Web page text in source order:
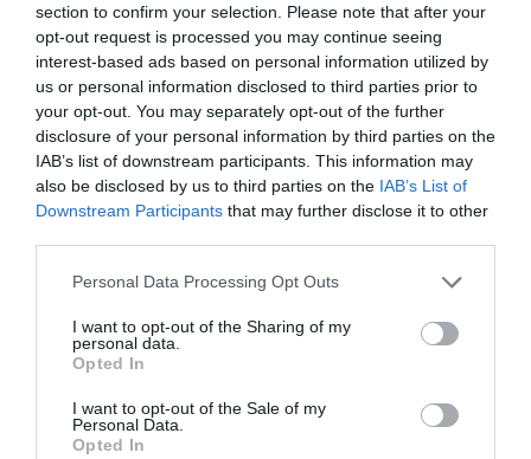
section to confirm your selection. Please note that after your
opt-out request is processed you may continue seeing
interest-based ads based on personal information utilized by
us or personal information disclosed to third parties prior to
your opt-out. You may separately opt-out of the further
disclosure of your personal information by third parties on the
IAB’s list of downstream participants. This information may
also be disclosed by us to third parties on the IAB’s List of
Downstream Participants that may further disclose it to other
Please note that this website/app uses one or more Google
not limited to your visit or usage behaviour. You may click to
grant or deny consent to Google and its third-party tags to
use your data for below specified purposes in below Google
consent section.
Personal Data Processing Opt Outs
I want to opt-out of the Sharing of my
personal data.
Opted In
I want to opt-out of the Sale of my
Personal Data.
Opted In
A családok számára külön programokat is kínáltak 14
és 19 óra között. A Lengyel Intézet „Alvó lovagok”
minden korosztály számára izgalmas élményeket
nyújtottak. A krakkói perec dobálás és kóstolás
különösen népszerű volt, ahogy a RePlakát workshop
készíthettek egyedi plakátokat.